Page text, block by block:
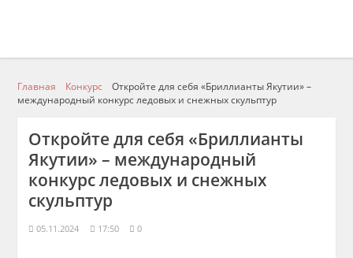
Главная Конкурс
Откройте для себя «Бриллианты Якутии» –
международный конкурс ледовых и снежных скульптур
Откройте для себя «Бриллианты
Якутии» – международный
конкурс ледовых и снежных
скульптур
05.11.2024 17:50 0